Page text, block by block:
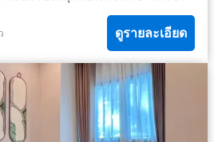
ดูรายละเอียด